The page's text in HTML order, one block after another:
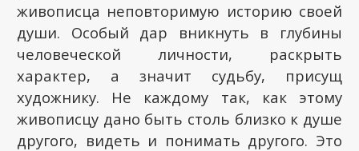
живописца неповторимую историю своей
души. Особый дар вникнуть в глубины
человеческой личности, раскрыть
характер, а значит судьбу, присущ
художнику. Не каждому так, как этому
живописцу дано быть столь близко к душе
другого, видеть и понимать другого. Это